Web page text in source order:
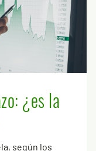
¿es la
según los